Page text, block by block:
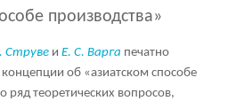
производства»
Струве и Е. С. Варга печатно
об «азиатском способе
ряд теоретических вопросов,